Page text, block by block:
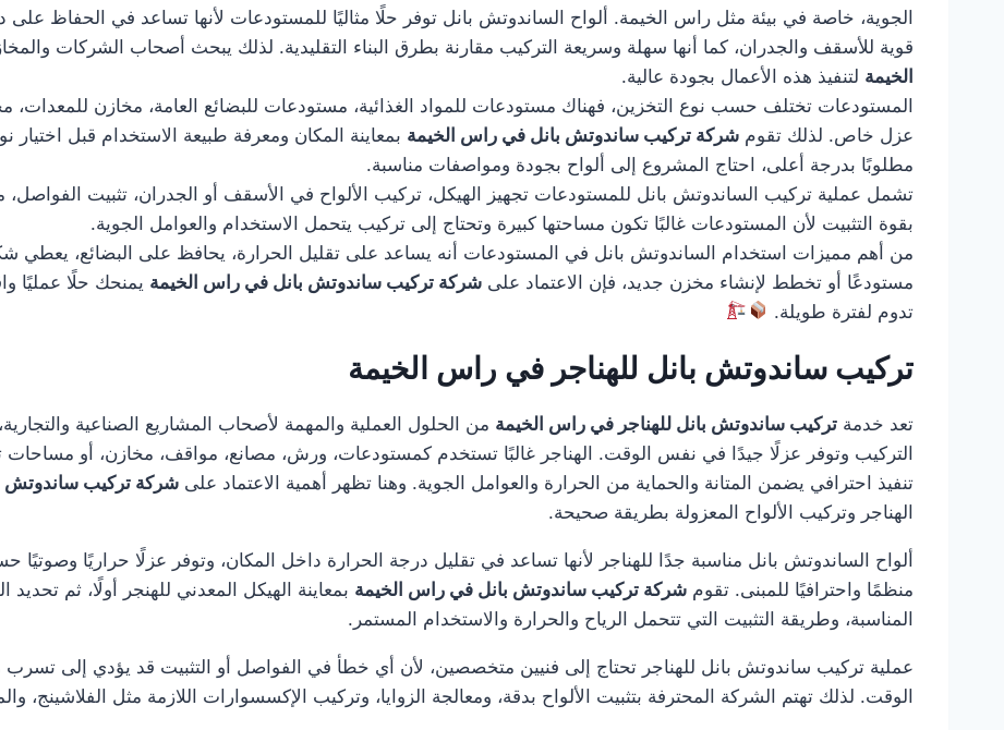
الجوية، خاصة في بيئة مثل راس الخيمة. ألواح الساندوتش بانل توفر حلًا مثاليًا للمستودعات لأنها تساعد في الحفاظ
قوية للأسقف والجدران، كما أنها سهلة وسريعة التركيب مقارنة بطرق البناء التقليدية. لذلك يبحث أصحاب الشركات
الخيمة لتنفيذ هذه الأعمال بجودة عالية.
المستودعات تختلف حسب نوع التخزين، فهناك مستودعات للمواد الغذائية، مستودعات للبضائع العامة، مخازن للمعدات،
عزل خاص. لذلك تقوم شركة تركيب ساندوتش بانل في راس الخيمة بمعاينة المكان ومعرفة طبيعة الاستخدام قبل اختيار
مطلوبًا بدرجة أعلى، احتاج المشروع إلى ألواح بجودة ومواصفات مناسبة.
تشمل عملية تركيب الساندوتش بانل للمستودعات تجهيز الهيكل، تركيب الألواح في الأسقف أو الجدران، تثبيت الفواصل،
بقوة التثبيت لأن المستودعات غالبًا تكون مساحتها كبيرة وتحتاج إلى تركيب يتحمل الاستخدام والعوامل الجوية.
من أهم مميزات استخدام الساندوتش بانل في المستودعات أنه يساعد على تقليل الحرارة، يحافظ على البضائع، يعطي
مستودعًا أو تخطط لإنشاء مخزن جديد، فإن الاعتماد على شركة تركيب ساندوتش بانل في راس الخيمة يمنحك حلًا عمليًا
تدوم لفترة طويلة.
تركيب ساندوتش بانل للهناجر في راس الخيمة
تعد خدمة تركيب ساندوتش بانل للهناجر في راس الخيمة من الحلول العملية والمهمة لأصحاب المشاريع الصناعية
التركيب وتوفر عزلًا جيدًا في نفس الوقت. الهناجر غالبًا تستخدم كمستودعات، ورش، مصانع، مواقف، مخازن، أو
تنفيذ احترافي يضمن المتانة والحماية من الحرارة والعوامل الجوية. وهنا تظهر أهمية الاعتماد على شركة تركيب ساندوتش
الهناجر وتركيب الألواح المعزولة بطريقة صحيحة.
ألواح الساندوتش بانل مناسبة جدًا للهناجر لأنها تساعد في تقليل درجة الحرارة داخل المكان، وتوفر عزلًا حراريًا
منظمًا واحترافيًا للمبنى. تقوم شركة تركيب ساندوتش بانل في راس الخيمة بمعاينة الهيكل المعدني للهنجر أولًا، ثم
المناسبة، وطريقة التثبيت التي تتحمل الرياح والحرارة والاستخدام المستمر.
عملية تركيب ساندوتش بانل للهناجر تحتاج إلى فنيين متخصصين، لأن أي خطأ في الفواصل أو التثبيت قد يؤدي إلى
الوقت. لذلك تهتم الشركة المحترفة بتثبيت الألواح بدقة، ومعالجة الزوايا، وتركيب الإكسسوارات اللازمة مثل الفلاشينج،